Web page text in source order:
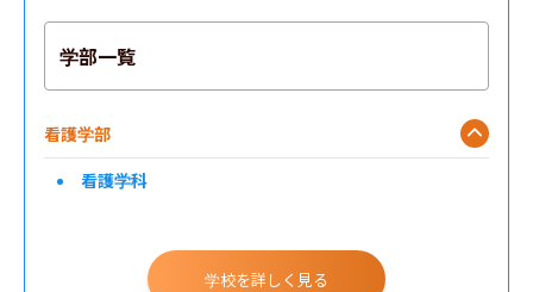
学部一覧
看護学部
看護学科
学校を詳しく見る